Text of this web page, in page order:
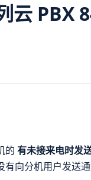
云 PBX
的 有未接来电时发
有向分机用户发送